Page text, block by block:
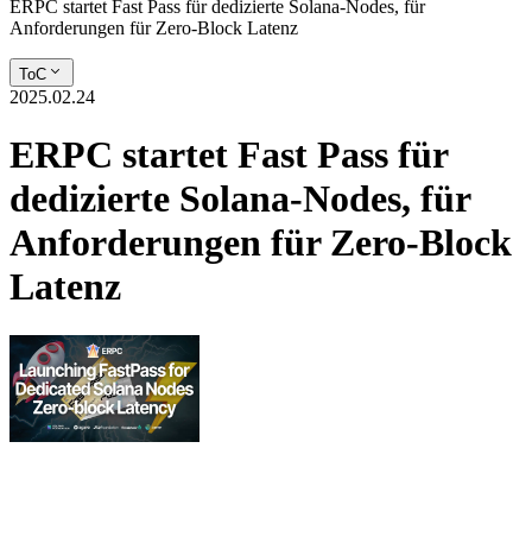
ERPC startet Fast Pass für dedizierte Solana-Nodes, für
Anforderungen für Zero-Block Latenz
ToC
2025.02.24
ERPC startet Fast Pass für
dedizierte Solana-Nodes, für
Anforderungen für Zero-Block
Latenz